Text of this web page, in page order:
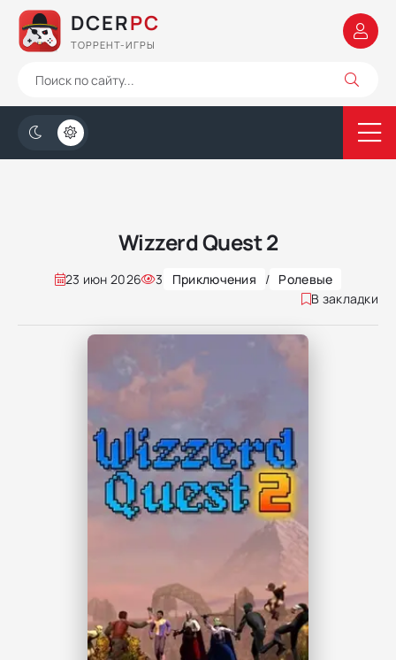
DCERPC
ТОРРЕНТ-ИГРЫ
Wizzerd Quest 2
23 июн 2026 3 Приключения / Ролевые
В закладки